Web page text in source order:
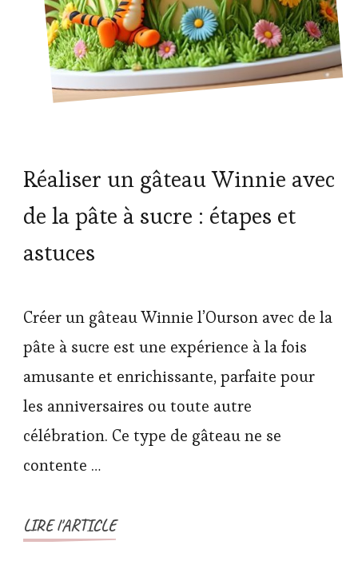
Réaliser un gâteau Winnie avec
de la pâte à sucre : étapes et
astuces
Créer un gâteau Winnie l’Ourson avec de la
pâte à sucre est une expérience à la fois
amusante et enrichissante, parfaite pour
les anniversaires ou toute autre
célébration. Ce type de gâteau ne se
contente …
LIRE l'ARTICLE